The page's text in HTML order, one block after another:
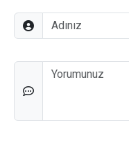
Adınız
Düşünceleriniz